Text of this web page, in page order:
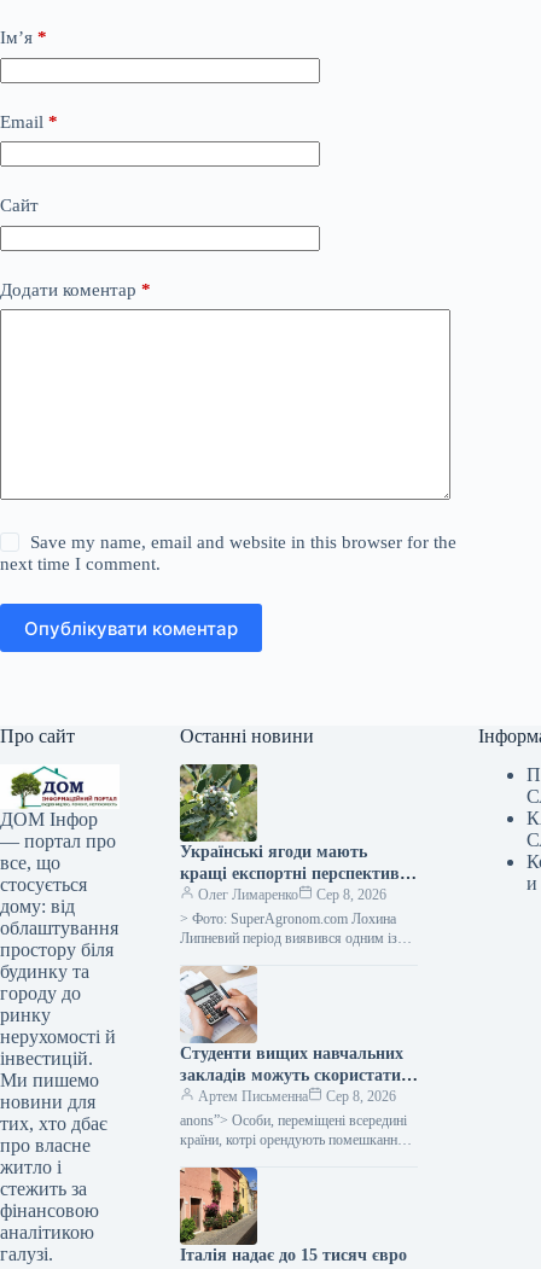
Ім’я *
Email *
Сайт
Додати коментар *
Save my name, email and website in this browser for the
next time I comment.
Опублікувати коментар
Про сайт
ДОМ Інфор
— портал про
все, що
стосується
дому: від
облаштування
простору біля
будинку та
городу до
ринку
нерухомості й
інвестицій.
Ми пишемо
новини для
тих, хто дбає
про власне
житло і
стежить за
фінансовою
аналітикою
галузі.
Останні новини
Українські ягоди мають
кращі експортні перспективи,
однак слід зважати на
оновлені нормативні вимоги
— SuperAgronom.com
Олег Лимаренко
Сер 8, 2026
> Фото: SuperAgronom.com Лохина
Липневий період виявився одним із
України, що спеціалізується на
вирощуванні ягід. Саме…
Студенти вищих навчальних
закладів можуть скористатися
податковою знижкою на
оренду помешкання: які
вимоги слід дотриматися —
Артем Письменна
Сер 8, 2026
anons”> Особи, переміщені всередині
країни, котрі орендують помешкання,
пільгу та отримати назад частину
сплаченого податку на доходи
Італія надає до 15 тисяч євро
и